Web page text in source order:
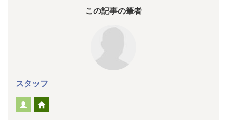
この記事の筆者
スタッフ